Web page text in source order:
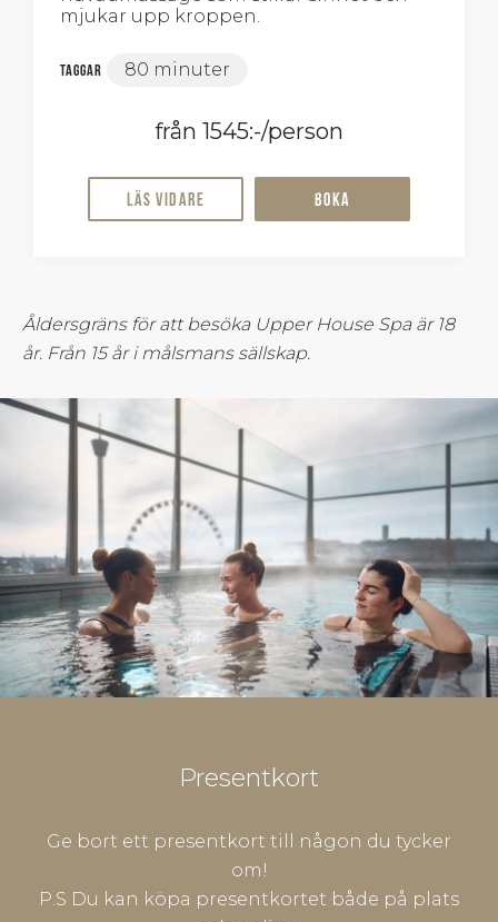
mjukar upp kroppen.
Taggar 80 minuter
från 1545:-/person
Läs vidare Boka
Åldersgräns för att besöka Upper House Spa är 18
år. Från 15 år i målsmans sällskap.
Presentkort
Ge bort ett presentkort till någon du tycker
om!
P.S Du kan köpa presentkortet både på plats